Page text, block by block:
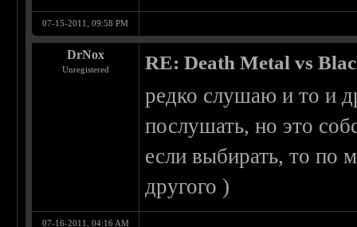
07-15-2011, 09:58 PM
DrNox
Unregistered RE: Death Metal vs
редко слушаю и то и
послушать, но это
если выбирать, то по
другого )
07-16-2011, 04:16 AM